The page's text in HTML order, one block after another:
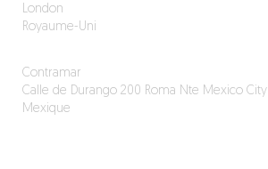
London
Royaume-Uni
Contramar
Calle de Durango 200 Roma Nte Mexico City
Mexique